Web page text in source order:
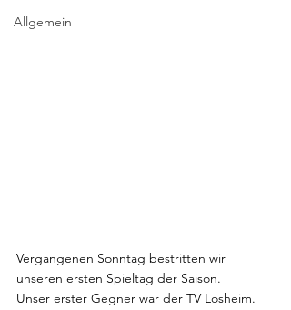
Allgemein
Vergangenen Sonntag bestritten wir
unseren ersten Spieltag der Saison.
Unser erster Gegner war der TV Losheim.